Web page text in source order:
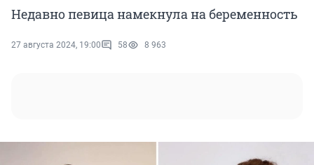
Недавно певица намекнула на беременность
27 августа 2024, 19:00 58 8 963